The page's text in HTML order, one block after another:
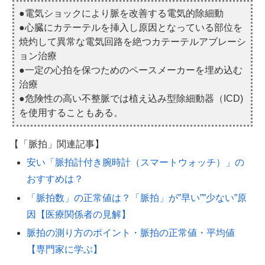
●電気ショックにより脈を改善する電気的除細動
●心臓にカテーテルを挿入し原因となっている部位を
焼灼して異常な電気回路を絶つカテーテルアブレーシ
ョン治療
●一定の心拍を保つためのペースメーカーを埋め込む
治療
●危険性の高い不整脈では植え込み型除細動器（ICD)
を使用することもある。
【「脈拍」関連記事】
安い「脈拍計付き腕時計（スマートウォッチ）」の
おすすめは？
「脈拍数」の正常値は？「脈拍」が”早い””少ない”原
因【医療関係者の見解】
脈拍の測り方のポイント・脈拍の正常値・平均値
【専門家に学ぶ】